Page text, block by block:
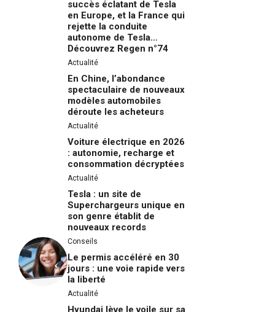
succès éclatant de Tesla
en Europe, et la France qui
rejette la conduite
autonome de Tesla…
Découvrez Regen n°74
Actualité
En Chine, l’abondance
spectaculaire de nouveaux
modèles automobiles
déroute les acheteurs
Actualité
Voiture électrique en 2026
: autonomie, recharge et
consommation décryptées
Actualité
Tesla : un site de
Superchargeurs unique en
son genre établit de
nouveaux records
Conseils
Le permis accéléré en 30
jours : une voie rapide vers
la liberté
Actualité
Hyundai lève le voile sur sa